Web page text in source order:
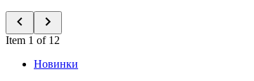
Item 1 of 12
Новинки